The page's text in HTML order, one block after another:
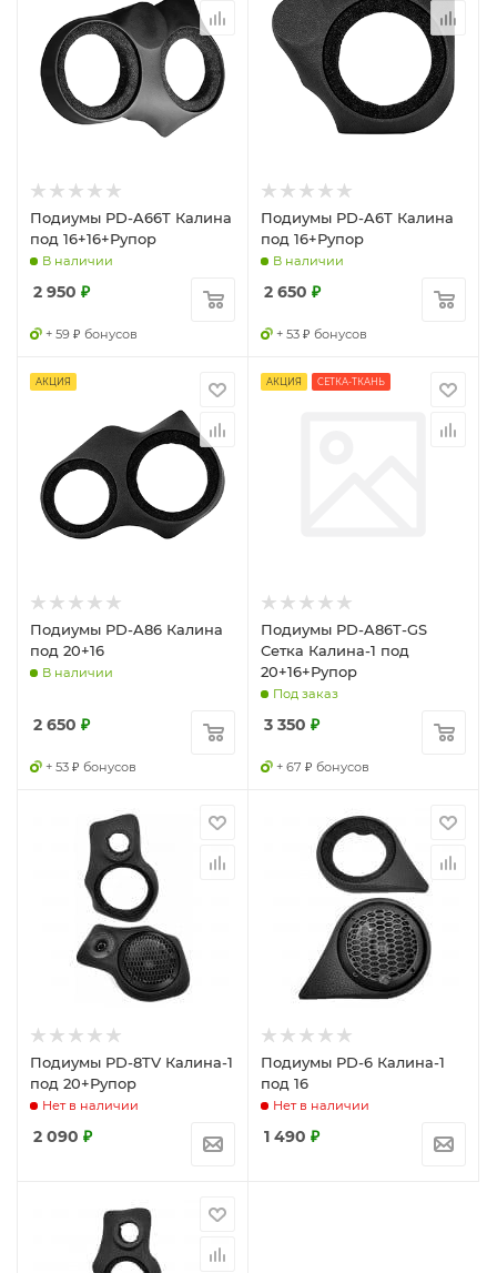
Подиумы PD-A66T Калина
под 16+16+Рупор
В наличии
2 950 ₽
+ 59 ₽ бонусов
Подиумы PD-A6T Калина
под 16+Рупор
В наличии
2 650 ₽
+ 53 ₽ бонусов
АКЦИЯ
Подиумы PD-A86 Калина
под 20+16
В наличии
2 650 ₽
+ 53 ₽ бонусов
АКЦИЯ СЕТКА-ТКАНЬ
Подиумы PD-A86T-GS
Сетка Калина-1 под
20+16+Рупор
Под заказ
3 350 ₽
+ 67 ₽ бонусов
Подиумы PD-8TV Калина-1
под 20+Рупор
Нет в наличии
2 090 ₽
Подиумы PD-6 Калина-1
под 16
Нет в наличии
1 490 ₽